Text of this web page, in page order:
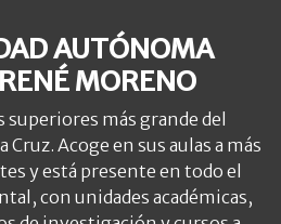
AUTÓNOMA
MORENO
más grande del
Acoge en sus aulas a más
y está presente en todo el
con unidades académicas,